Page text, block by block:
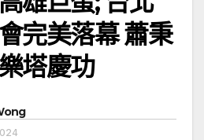
完美落幕 蕭秉
塔慶功